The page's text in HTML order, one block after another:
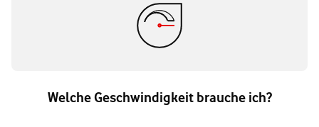
Welche Geschwindigkeit brauche ich?